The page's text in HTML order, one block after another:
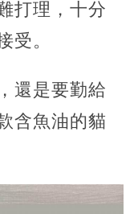
打理，十分
受。
還是要勤給
含魚油的貓